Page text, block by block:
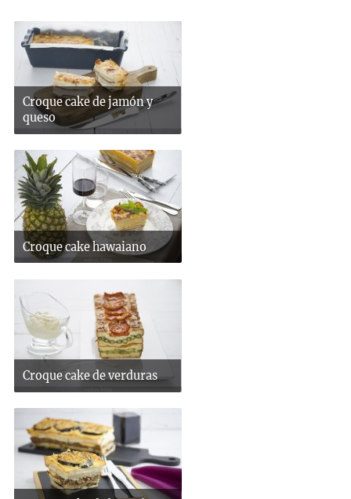
Croque cake de jamón y
queso
Croque cake hawaiano
Croque cake de verduras